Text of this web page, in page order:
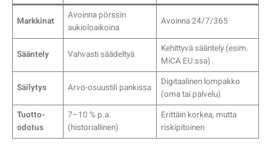
Markkinat
Avoinna pörssin
aukioloaikoina
Avoinna 24/7/365
Sääntely Vahvasti säädeltyä
Kehittyvä sääntely (esim.
MiCA EU:ssa)
Säilytys Arvo-osuustili pankissa
Digitaalinen lompakko
(oma tai palvelu)
Tuotto-
odotus
7–10 % p.a.
(historiallinen)
Erittäin korkea, mutta
riskipitoinen